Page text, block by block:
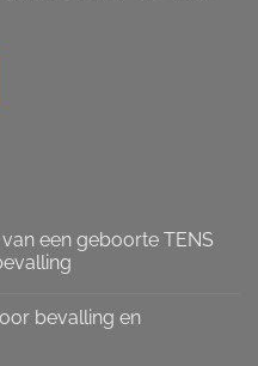
een geboorte TENS
bevalling en